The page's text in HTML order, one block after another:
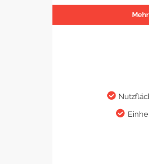
Mehr